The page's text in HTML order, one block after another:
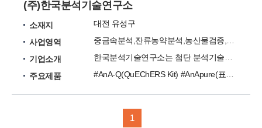
(주)한국분석기술연구소
소재지
대전 유성구
사업영역
기업소개
주요제품
1